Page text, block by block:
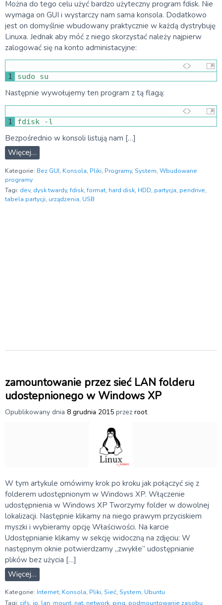
Można do tego celu użyć bardzo użyteczny program fdisk. Nie
wymaga on GUI i wystarczy nam sama konsola. Dodatkowo
jest on domyślnie wbudowany praktycznie w każdą dystrybuję
Linuxa. Jednak aby móć z niego skorzystać należy najpierw
zalogować się na konto administacyjne:
1 sudo su
Następnie wywołujemy ten program z tą flagą:
1 fdisk -l
Bezpośrednio w konsoli listują nam […]
Więcej…
Kategorie: Bez GUI, Konsola, Pliki, Programy, System, Wbudowane
programy
Tagi: dev, dysk twardy, fdisk, format, hard disk, HDD, partycja, pendrive,
tabela partycji, urządzenia, USB
zamountowanie przez sieć LAN folderu
udostepnionego w Windows XP
Opublikowany dnia 8 grudnia 2015 przez root
W tym artykule omówimy krok po kroku jak połączyć się z
folderem udostępnionym w Windows XP. Włączenie
udostępnienia w Windows XP Tworzymy folder w dowolnej
lokalizacji. Następnie klikamy na niego prawym przyciskiem
myszki i wybieramy opcję Właściwości. Na karcie
Udostępnianie klikamy w sekcję widoczną na zdjęciu: W
następnym oknie potwierdzamy „zwykłe” udostępnianie
plików bez użycia […]
Więcej…
Kategorie: Internet, Konsola, Pliki, Sieć, System, Ubuntu
Tagi: cifs, ip, lan, mount, nat, network, ping, podmountowanie zasobu